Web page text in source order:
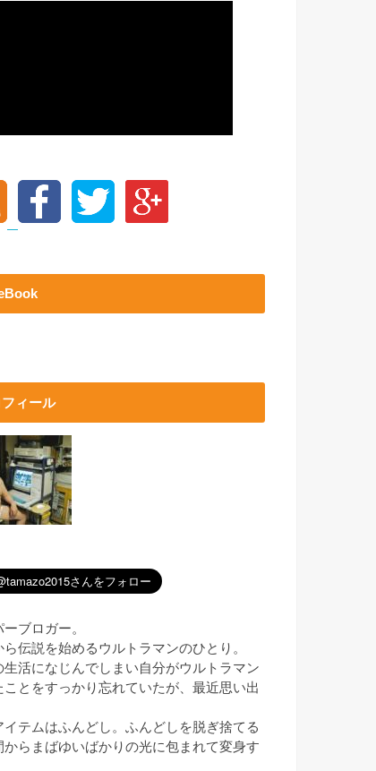
ィール
ブロガー。
ら伝説を始めるウルトラマンのひとり。
生活になじんでしまい自分がウルトラマン
ことをすっかり忘れていたが、最近思い出
イテムはふんどし。ふんどしを脱ぎ捨てる
からまばゆいばかりの光に包まれて変身す